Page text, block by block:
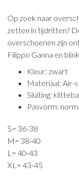
Op zoek naar
zetten in tijdritten?
overschoenen zijn
Filippo Ganna en
Kleur: zwart
Materiaal: Air-
Sluiting:
Pasvorm:
S= 36-38
M= 38-40
L= 40-43
XL= 43-45